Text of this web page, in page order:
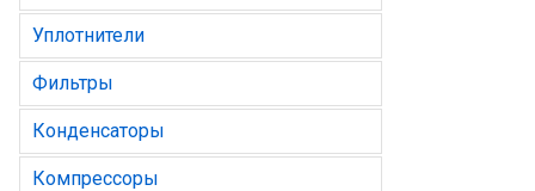
Уплотнители
Фильтры
Конденсаторы
Компрессоры